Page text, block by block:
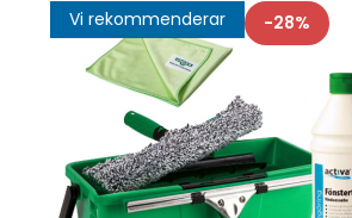
Vi rekommenderar 28